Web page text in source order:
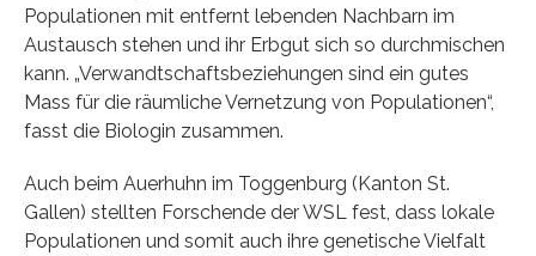
Populationen mit entfernt lebenden Nachbarn im
Austausch stehen und ihr Erbgut sich so durchmischen
kann. „Verwandtschaftsbeziehungen sind ein gutes
Mass für die räumliche Vernetzung von Populationen“,
fasst die Biologin zusammen.
Auch beim Auerhuhn im Toggenburg (Kanton St.
Gallen) stellten Forschende der WSL fest, dass lokale
Populationen und somit auch ihre genetische Vielfalt